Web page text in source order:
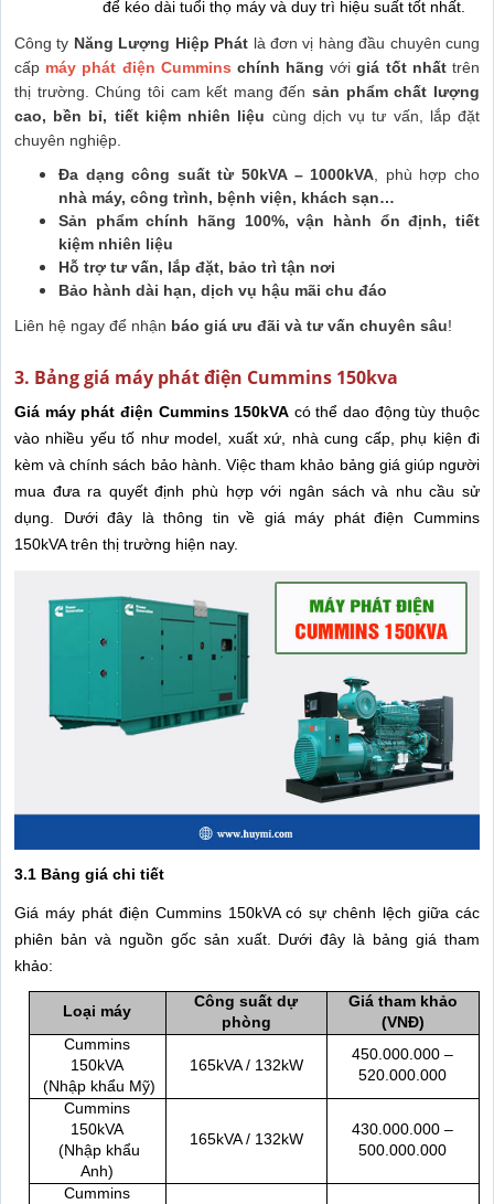
để kéo dài tuổi thọ máy và duy trì hiệu suất tốt nhất.
Công ty Năng Lượng Hiệp Phát là đơn vị hàng đầu chuyên cung
cấp máy phát điện Cummins chính hãng vớigiá tốt nhấttrên
thị trường. Chúng tôi cam kết mang đếnsản phẩm chất lượng
cao, bền bỉ, tiết kiệm nhiên liệu cùng dịch vụ tư vấn, lắp đặt
chuyên nghiệp.
Đa dạng công suất từ 50kVA – 1000kVA, phù hợp cho
nhà máy, công trình, bệnh viện, khách sạn…
Sản phẩm chính hãng 100%, vận hành ổn định, tiết
kiệm nhiên liệu
Hỗ trợ tư vấn, lắp đặt, bảo trì tận nơi
Bảo hành dài hạn, dịch vụ hậu mãi chu đáo
Liên hệ ngay để nhận báo giá ưu đãi và tư vấn chuyên sâu!
3. Bảng giá máy phát điện Cummins 150kva
Giá máy phát điện Cummins 150kVA có thể dao động tùy thuộc
vào nhiều yếu tố như model, xuất xứ, nhà cung cấp, phụ kiện đi
kèm và chính sách bảo hành. Việc tham khảo bảng giá giúp người
mua đưa ra quyết định phù hợp với ngân sách và nhu cầu sử
dụng. Dưới đây là thông tin về giá máy phát điện Cummins
150kVA trên thị trường hiện nay.
3.1 Bảng giá chi tiết
Giá máy phát điện Cummins 150kVA có sự chênh lệch giữa các
phiên bản và nguồn gốc sản xuất. Dưới đây là bảng giá tham
khảo:
Loại máy
Công suất dự
phòng
Giá tham khảo
(VNĐ)
Cummins
150kVA
(Nhập khẩu Mỹ)
165kVA / 132kW
450.000.000 –
520.000.000
Cummins
150kVA
(Nhập khẩu
Anh)
165kVA / 132kW
430.000.000 –
500.000.000
Cummins